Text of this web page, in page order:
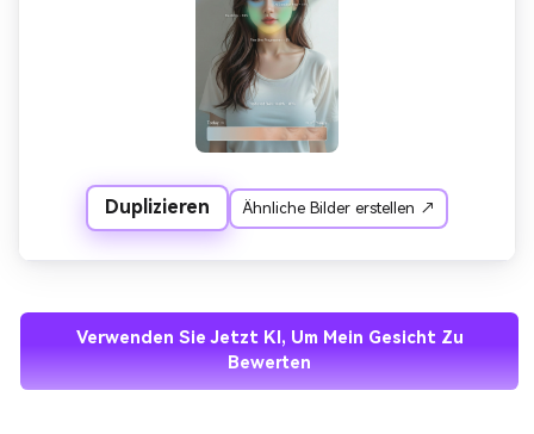
feiner Linien -%“, „Vorhergesagte Hautgesundheit -%“.
Gesamtgefühl: Klinische Hautpflegeprädiktive
Visualisierung, wie ein dermatologisches Dashboard der
Duplizieren Ähnliche Bilder erstellen ↗
Verwenden Sie Jetzt KI, Um Mein Gesicht Zu
Bewerten